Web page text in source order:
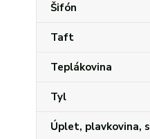
Šifón
Taft
Teplákovina
Tyl
Úplet, plavkovina,